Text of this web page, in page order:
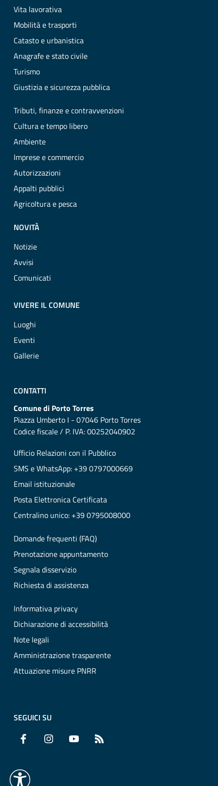
Vita lavorativa
Mobilità e trasporti
Catasto e urbanistica
Anagrafe e stato civile
Turismo
Giustizia e sicurezza pubblica
Tributi, finanze e contravvenzioni
Cultura e tempo libero
Ambiente
Imprese e commercio
Autorizzazioni
Appalti pubblici
Agricoltura e pesca
NOVITÀ
Notizie
Avvisi
Comunicati
VIVERE IL COMUNE
Luoghi
Eventi
Gallerie
CONTATTI
Comune di Porto Torres
Piazza Umberto I - 07046 Porto Torres
Codice fiscale / P. IVA: 00252040902
Ufficio Relazioni con il Pubblico
SMS e WhatsApp: +39 0797000669
Email istituzionale
Posta Elettronica Certificata
Centralino unico: +39 0795008000
Domande frequenti (FAQ)
Prenotazione appuntamento
Segnala disservizio
Richiesta di assistenza
Informativa privacy
Dichiarazione di accessibilità
Note legali
Amministrazione trasparente
Attuazione misure PNRR
SEGUICI SU
Facebook Instagram YouTube